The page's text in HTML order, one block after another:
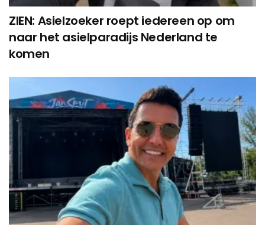
ZIEN: Asielzoeker roept iedereen op om
naar het asielparadijs Nederland te
komen